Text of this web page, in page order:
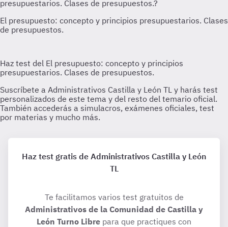
Haz test gratis de Administrativos Castilla y León
TL
Te facilitamos varios test gratuitos de
Administrativos de la Comunidad de Castilla y
León Turno Libre para que practiques con